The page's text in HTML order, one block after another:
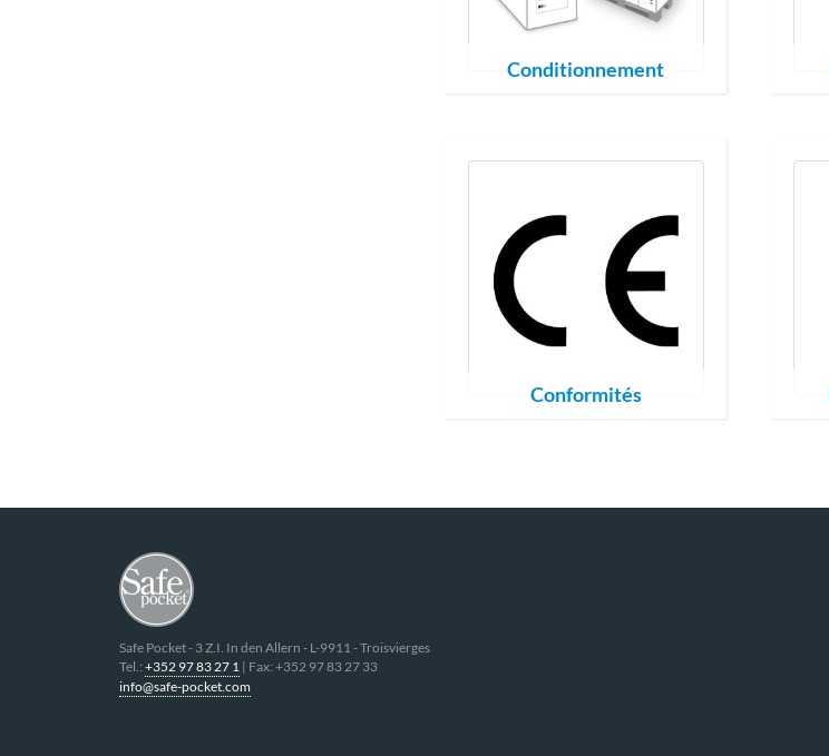
Conditionnement
Conformités
Safe Pocket- 3 Z.I. In den Allern - L-9911-Troisvierges
Tel.: +352 97 83 27 1 | Fax: +352 97 83 27 33
info@safe-pocket.com